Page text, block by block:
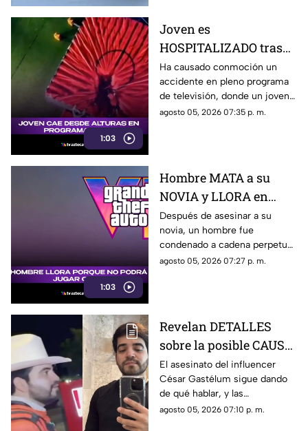
1:03
Joven es
HOSPITALIZADO tras
caer desde 8 metros de
altura en programa de
televisión (+VIDEO)
Ha causado conmoción un
accidente en pleno programa
de televisión, donde un joven
sufrió una caída y terminó
agosto 05, 2026 07:35 p. m.
1:03
Hombre MATA a su
NOVIA y LLORA en
prisión por no poder
jugar GTA; así fue
captado (+VIDEO)
Después de asesinar a su
novia, un hombre fue
condenado a cadena perpetua
y lloró, aunque no por lo
agosto 05, 2026 07:27 p. m.
Revelan DETALLES
sobre la posible CAUSA
del ASESINATO de
César Gastélum
El asesinato del influencer
César Gastélum sigue dando
de qué hablar, y las
autoridades de seguridad ya
agosto 05, 2026 07:10 p. m.